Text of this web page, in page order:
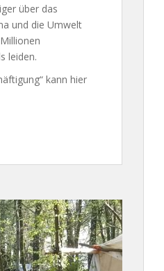
über das
und die Umwelt
leiden.
kann hier